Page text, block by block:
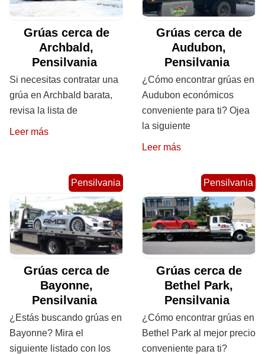
Grúas cerca de
Archbald,
Pensilvania
Si necesitas contratar una
grúa en Archbald barata,
revisa la lista de
Leer más
Grúas cerca de
Audubon,
Pensilvania
¿Cómo encontrar grúas en
Audubon económicos
conveniente para ti? Ojea
la siguiente
Leer más
Pensilvania
Grúas cerca de
Bayonne,
Pensilvania
¿Estás buscando grúas en
Bayonne? Mira el
siguiente listado con los
Pensilvania
Grúas cerca de
Bethel Park,
Pensilvania
¿Cómo encontrar grúas en
Bethel Park al mejor precio
conveniente para ti?